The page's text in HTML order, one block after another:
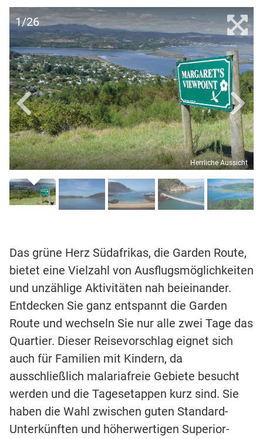
1/26
Herrliche Aussicht
Das grüne Herz Südafrikas, die Garden Route,
bietet eine Vielzahl von Ausflugsmöglichkeiten
und unzählige Aktivitäten nah beieinander.
Entdecken Sie ganz entspannt die Garden
Route und wechseln Sie nur alle zwei Tage das
Quartier. Dieser Reisevorschlag eignet sich
auch für Familien mit Kindern, da
ausschließlich malariafreie Gebiete besucht
werden und die Tagesetappen kurz sind. Sie
haben die Wahl zwischen guten Standard-
Unterkünften und höherwertigen Superior-